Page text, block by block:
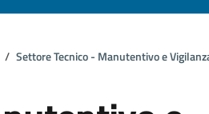
Settore Tecnico - Manutentivo e